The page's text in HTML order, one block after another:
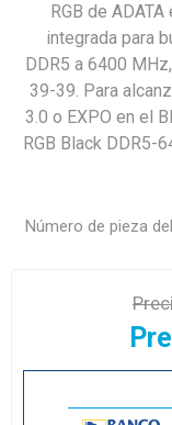
RGB de
integrada para
DDR5 a 6400
39-39. Para
3.0 o EXPO en el
RGB Black DDR5-
Número de pieza